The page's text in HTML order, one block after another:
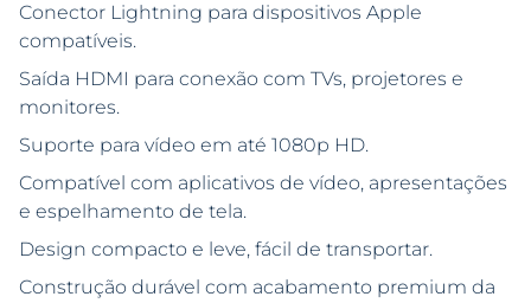
Conector Lightning para dispositivos Apple
compatíveis.
Saída HDMI para conexão com TVs, projetores e
monitores.
Suporte para vídeo em até 1080p HD.
Compatível com aplicativos de vídeo, apresentações
e espelhamento de tela.
Design compacto e leve, fácil de transportar.
Construção durável com acabamento premium da